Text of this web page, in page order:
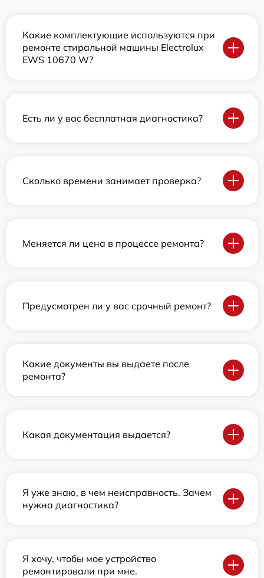
Какие комплектующие используются при
ремонте стиральной машины Electrolux
EWS 10670 W?
Есть ли у вас бесплатная диагностика?
Сколько времени занимает проверка?
Меняется ли цена в процессе ремонта?
Предусмотрен ли у вас срочный ремонт?
Какие документы вы выдаете после
ремонта?
Какая документация выдается?
Я уже знаю, в чем неисправность. Зачем
нужна диагностика?
Я хочу, чтобы мое устройство
ремонтировали при мне.